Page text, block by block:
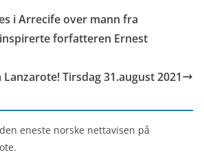
i Arrecife over mann fra
forfatteren Ernest
Tirsdag 31.august 2021
eneste norske nettavisen på